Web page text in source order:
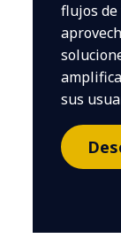
flujos
sus